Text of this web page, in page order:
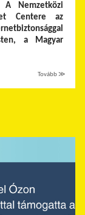
Nemzetközi
Centere az
a Magyar
Tovább ≫